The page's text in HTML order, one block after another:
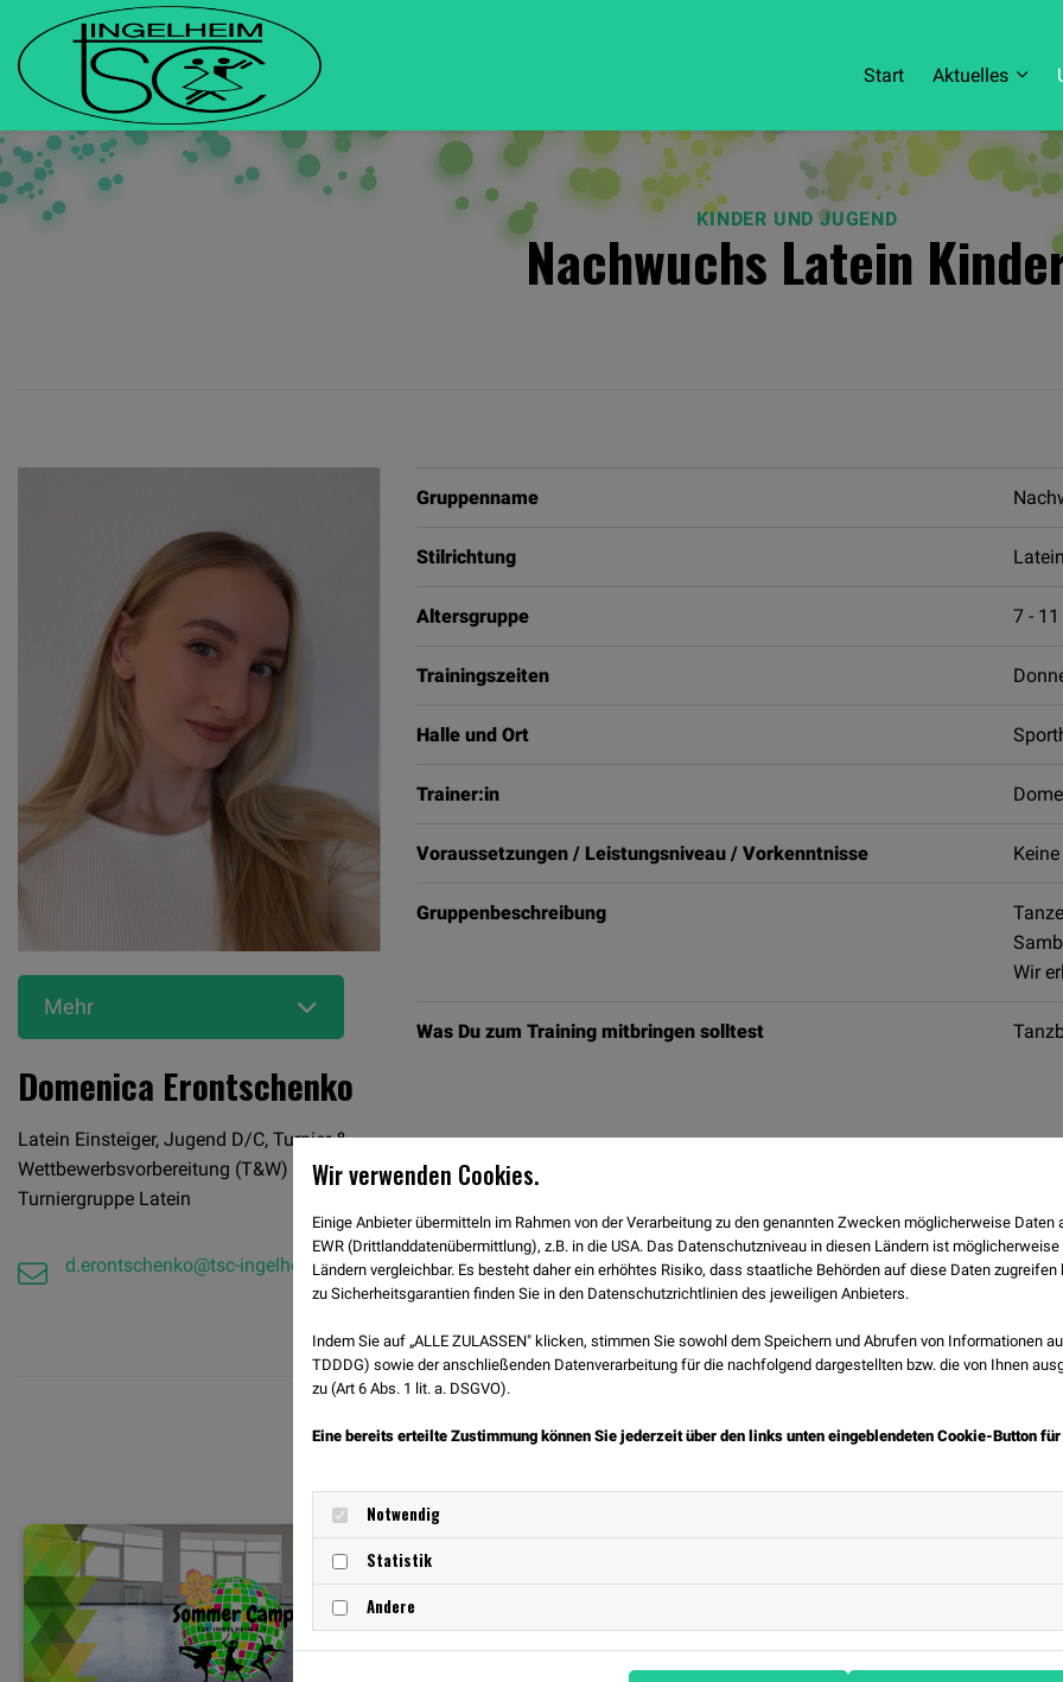
Start Aktuelles
KINDER UND JUGEND
Nachwuchs Latein
Mehr
Domenica Erontschenko
Latein Einsteiger, Jugend D/C, Turnier &
Wettbewerbsvorbereitung (T&W) Latein,
Turniergruppe Latein
d.erontschenko@tsc-ingelheim.de
Gruppenname
Stilrichtung Latein
Altersgruppe 7 -
Trainingszeiten
Halle und Ort
Trainer:in
Voraussetzungen / Leistungsniveau / Vorkenntnisse Keine
Gruppenbeschreibung
Wir
Was Du zum Training mitbringen solltest
Wir verwenden Cookies.
Einige Anbieter übermitteln im Rahmen von der Verarbeitung zu den genannten Zwecken möglicherweise Daten
EWR (Drittlanddatenübermittlung), z.B. in die USA. Das Datenschutzniveau in diesen Ländern ist
Ländern vergleichbar. Es besteht daher ein erhöhtes Risiko, dass staatliche Behörden auf diese Daten
zu Sicherheitsgarantien finden Sie in den Datenschutzrichtlinien des jeweiligen Anbieters.
Indem Sie auf „ALLE ZULASSEN" klicken, stimmen Sie sowohl dem Speichern und Abrufen von Informationen
TDDDG) sowie der anschließenden Datenverarbeitung für die nachfolgend dargestellten bzw. die von Ihnen
zu (Art 6 Abs. 1 lit. a. DSGVO).
Eine bereits erteilte Zustimmung können Sie jederzeit über den links unten eingeblendeten Cookie-Button
Notwendig
Statistik
Andere